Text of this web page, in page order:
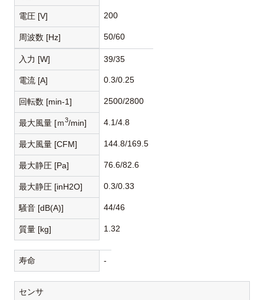
電圧 [V] 200
周波数 [Hz] 50/60
入力 [W] 39/35
電流 [A] 0.3/0.25
回転数 [min-1] 2500/2800
最大風量 [ｍ3/min] 4.1/4.8
最大風量 [CFM] 144.8/169.5
最大静圧 [Pa] 76.6/82.6
最大静圧 [inH2O] 0.3/0.33
騒音 [dB(A)] 44/46
質量 [kg] 1.32
寿命 -
センサ